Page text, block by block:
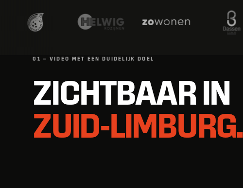
01 — VIDEO MET EEN DUIDELIJK DOEL
ZICHTBAAR IN
ZUID-LIMBURG.